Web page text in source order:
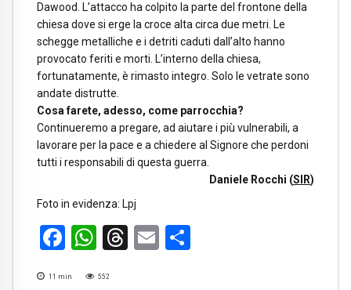
Dawood. L’attacco ha colpito la parte del frontone della
chiesa dove si erge la croce alta circa due metri. Le
schegge metalliche e i detriti caduti dall’alto hanno
provocato feriti e morti. L’interno della chiesa,
fortunatamente, è rimasto integro. Solo le vetrate sono
andate distrutte.
Cosa farete, adesso, come parrocchia?
Continueremo a pregare, ad aiutare i più vulnerabili, a
lavorare per la pace e a chiedere al Signore che perdoni
tutti i responsabili di questa guerra.
Daniele Rocchi (SIR)
Foto in evidenza: Lpj
Facebook
WhatsApp
Threads
Email
11 min 552